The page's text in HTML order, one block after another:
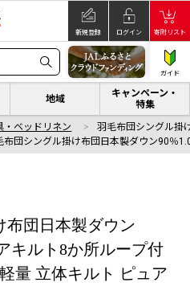
新規登録 ログイン 寄附リスト
ガイド
地域
キャンペーン・
特集
・ベッドリネン
羽毛布団シングル掛
布団シングル掛け布団日本製ダウン90％
布団日本製ダウン
キルト8か所ループ付
量 立体キルト ピュア